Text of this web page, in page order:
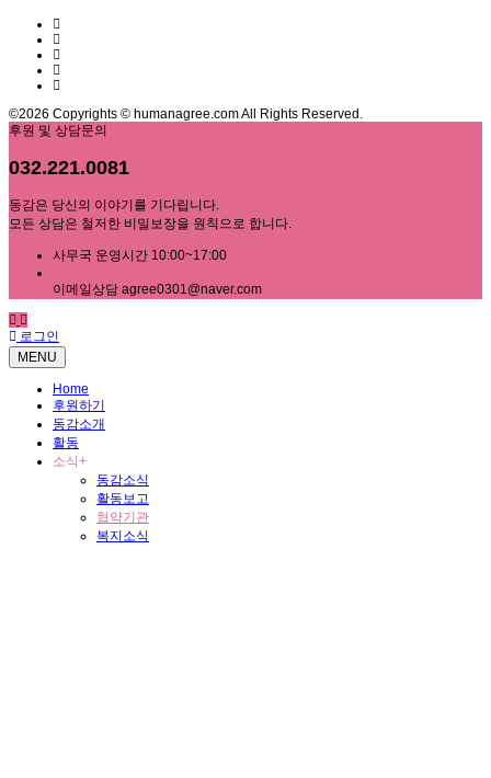
©2026 Copyrights © humanagree.com All Rights Reserved.
후원 및 상담문의
032.221.0081
동감은 당신의 이야기를 기다립니다.
모든 상담은 철저한 비밀보장을 원칙으로 합니다.
사무국 운영시간 10:00~17:00
이메일상담 agree0301@naver.com
로그인
MENU
Home
후원하기
동감소개
활동
소식+
동감소식
활동보고
협약기관
복지소식